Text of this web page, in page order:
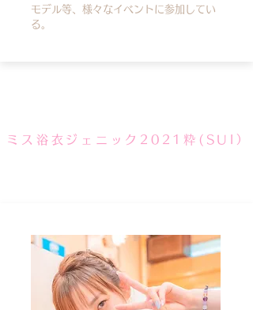
モデル等、様々なイベントに参加してい
る。
ミス浴衣ジェニック2021粋(SUI）